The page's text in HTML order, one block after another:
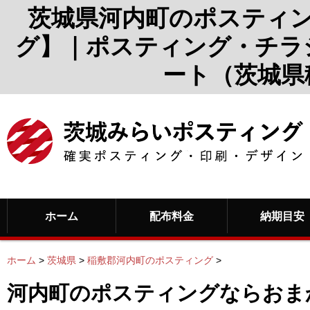
茨城県河内町のポスティ
グ】｜ポスティング・チ
ート（茨城
ホーム 配布料金 納期目安
ホーム > 茨城県 > 稲敷郡河内町のポスティング >
河内町のポスティングならお